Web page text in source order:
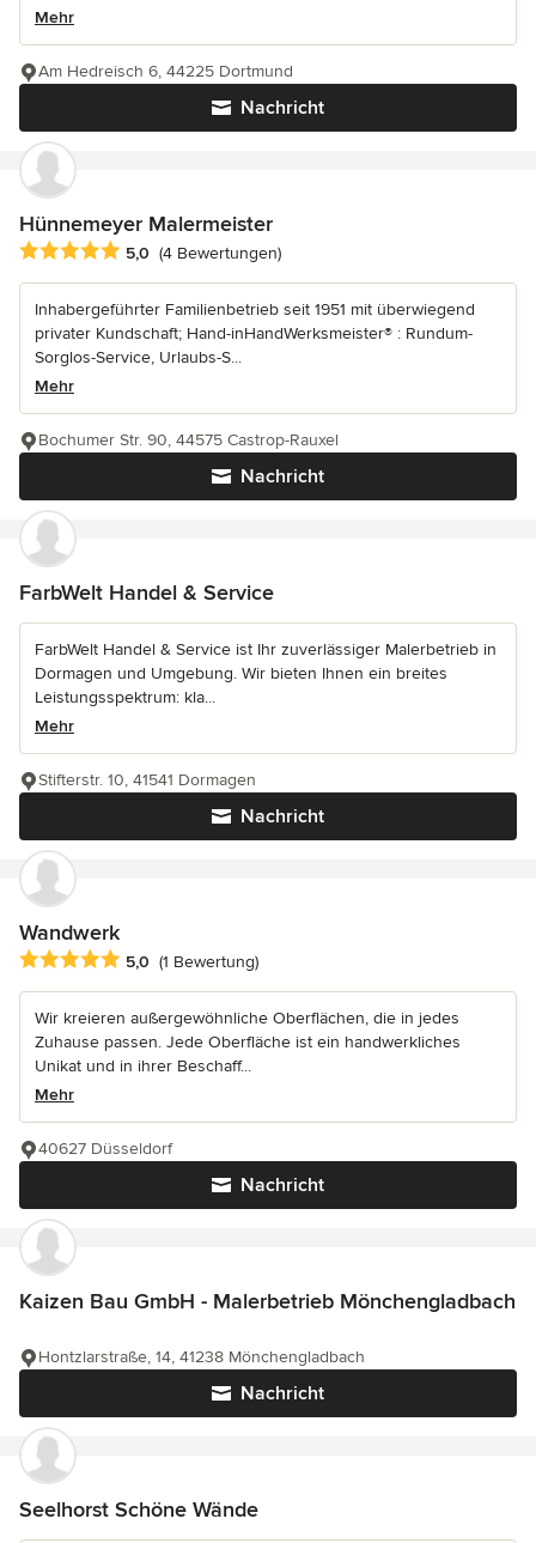
Mehr
Nachricht
Am Hedreisch 6, 44225 Dortmund
Hünnemeyer Malermeister
Durchschnittliche Bewertung: 5 von 5 Sternen
5,0 (4 Bewertungen)
Inhabergeführter Familienbetrieb seit 1951 mit überwiegend
privater Kundschaft; Hand-inHandWerksmeister® : Rundum-
Sorglos-Service, Urlaubs-S...
Mehr
Nachricht
Bochumer Str. 90, 44575 Castrop-Rauxel
FarbWelt Handel & Service
FarbWelt Handel & Service ist Ihr zuverlässiger Malerbetrieb in
Dormagen und Umgebung. Wir bieten Ihnen ein breites
Leistungsspektrum: kla...
Mehr
Nachricht
Stifterstr. 10, 41541 Dormagen
Wandwerk
Durchschnittliche Bewertung: 5 von 5 Sternen
5,0 (1 Bewertung)
Wir kreieren außergewöhnliche Oberflächen, die in jedes
Zuhause passen. Jede Oberfläche ist ein handwerkliches
Unikat und in ihrer Beschaff...
Mehr
Nachricht
40627 Düsseldorf
Kaizen Bau GmbH - Malerbetrieb Mönchengladbach
Nachricht
Hontzlarstraße, 14, 41238 Mönchengladbach
Seelhorst Schöne Wände